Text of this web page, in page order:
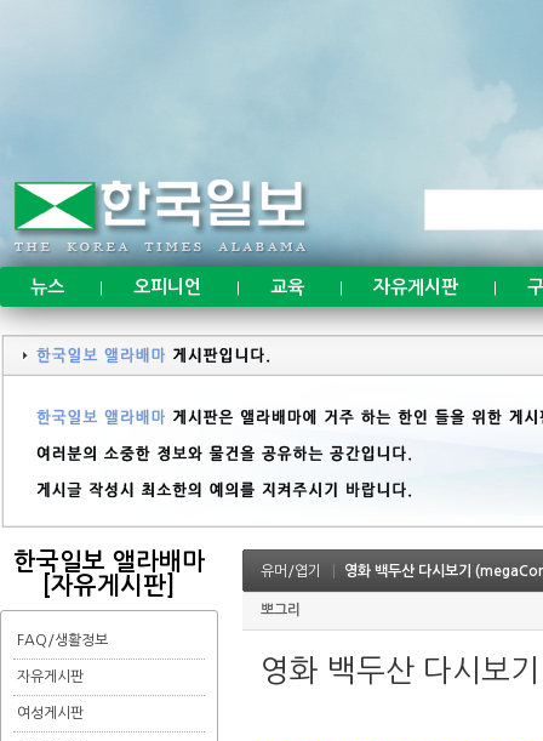
뉴스 오피니언 교육 자유게시판
한국일보 앨라배마
[자유게시판]
FAQ/생활정보
자유게시판
여성게시판
유머/엽기 영화 백두산 다시보기
뽀그리
영화 백두산 다시보